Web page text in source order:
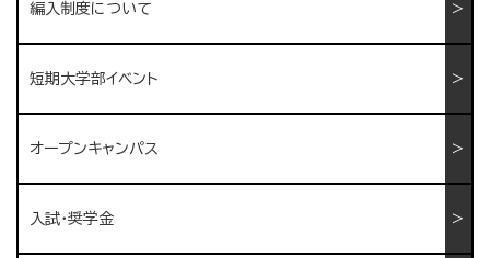
編入制度について
短期大学部イベント
オープンキャンパス
入試・奨学金